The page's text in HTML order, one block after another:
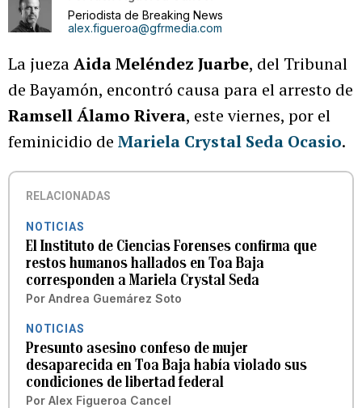
Periodista de Breaking News
alex.figueroa@gfrmedia.com
La juezaAida Meléndez Juarbe, del Tribunal
de Bayamón, encontró causa para el arresto de
Ramsell Álamo Rivera, este viernes, por el
feminicidio de Mariela Crystal Seda Ocasio.
RELACIONADAS
NOTICIAS
El Instituto de Ciencias Forenses confirma que
restos humanos hallados en Toa Baja
corresponden a Mariela Crystal Seda
Por Andrea Guemárez Soto
NOTICIAS
Presunto asesino confeso de mujer
desaparecida en Toa Baja había violado sus
condiciones de libertad federal
Por Alex Figueroa Cancel